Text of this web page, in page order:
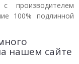
производителем
100% подлинной
нашем сайте